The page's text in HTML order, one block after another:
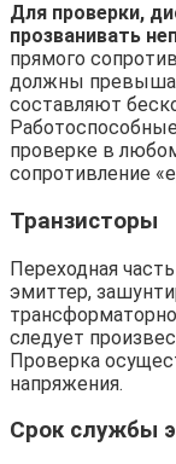
Для проверки,
прозванивать
прямого
должны
составляют
проверке в
сопротивление
Транзисторы
Переходная
эмиттер,
следует
Проверка
напряжения.
Срок службы